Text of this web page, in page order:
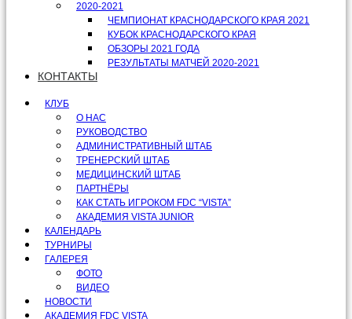
2020-2021
ЧЕМПИОНАТ КРАСНОДАРСКОГО КРАЯ 2021
КУБОК КРАСНОДАРСКОГО КРАЯ
ОБЗОРЫ 2021 ГОДА
РЕЗУЛЬТАТЫ МАТЧЕЙ 2020-2021
КОНТАКТЫ
КЛУБ
О НАС
РУКОВОДСТВО
АДМИНИСТРАТИВНЫЙ ШТАБ
ТРЕНЕРСКИЙ ШТАБ
МЕДИЦИНСКИЙ ШТАБ
ПАРТНЁРЫ
КАК СТАТЬ ИГРОКОМ FDC “VISTA”
АКАДЕМИЯ VISTA JUNIOR
КАЛЕНДАРЬ
ТУРНИРЫ
ГАЛЕРЕЯ
ФОТО
ВИДЕО
НОВОСТИ
АКАДЕМИЯ FDC VISTA